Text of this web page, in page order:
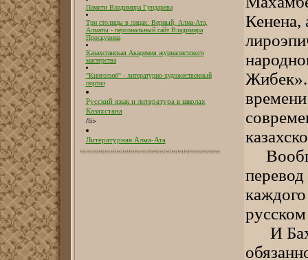
Памяти Владимира Гундарева
Три столицы в лицах: Верный, Алма-Ата,
Алматы - персональный сайт Владимира
Проскурина
Казахстанская Академия журналистского
мастерства
"Книголюб" - литературно-художественный
портал
Русский язык и литература в школах
Казахстана
/li>
Литературная Алма-Ата
Кенена,
Жибек».
И